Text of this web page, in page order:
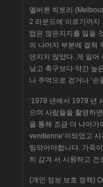
멜버른 빅토리
2 라운드에 이르기까지
럽은 많은지지를 잃을
의 나머지 부분에 걸쳐
던지지 않았다. 게 일
낮고 축구보다 약간 높
나 주먹으로 걷거나 ‘손
‘1978 년에서 1979 년
으며 사람들을 촬영하
을 통해 조금 더 나아가
venitienne’이되었고
팅되어야합니다. 가죽
히 감겨 서 시원하고 건
(개인 정보 보호 정책)